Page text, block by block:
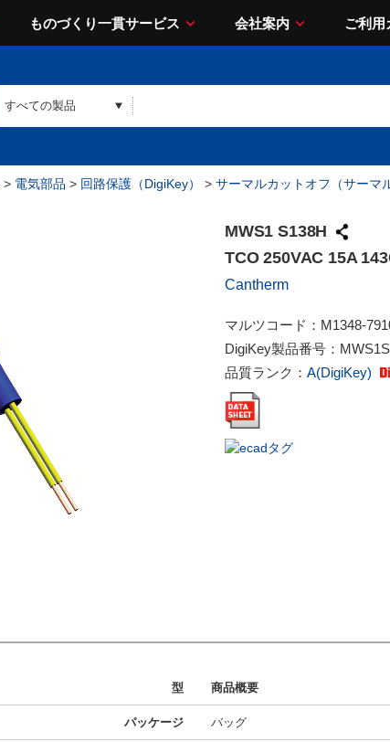
ものづくり一貫サービス 会社案内 ご利用
> 電気部品 > 回路保護（DigiKey） > サーマルカットオフ（サーマ
MWS1 S138H
TCO 250VAC 15A
Cantherm
マルツコード： M1348-
DigiKey製品番号：
品質ランク： A(DigiKey)
型 商品概要
パッケージ バッグ